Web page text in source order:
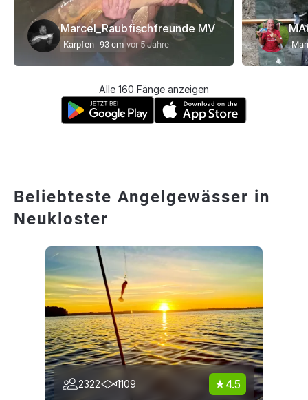
Marcel_Raubfischfreunde MV
Karpfen 93 cm vor 5 Jahre
Alle 160 Fänge anzeigen
Beliebteste Angelgewässer in
Neukloster
2322 1109 4.5